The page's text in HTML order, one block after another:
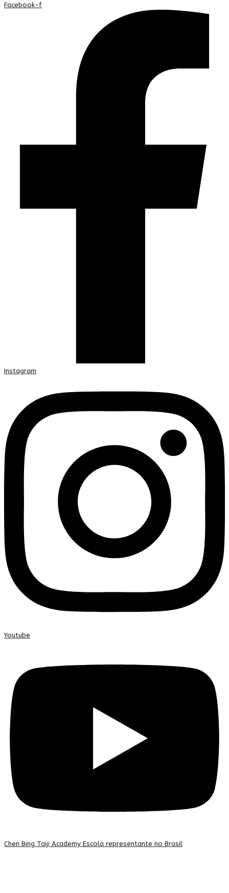
Facebook-f
Instagram
Youtube
Chen Bing Taiji Academy Escola representante no Brasil